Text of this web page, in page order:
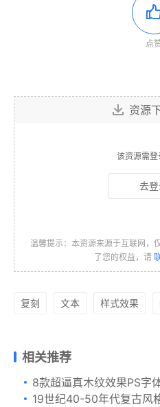
点
资源
该资源需
去
温馨提示：本资源来源于互联网，
了您的权益，请
复刻 文本 样式效果
相关推荐
8款超逼真木纹效果PS字
19世纪40-50年代复古风格广告设计图